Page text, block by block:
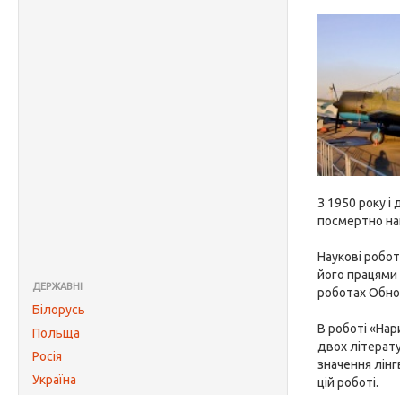
ДЕРЖАВНІ
Білорусь
Польща
Росія
Україна
З 1950 року і
посмертно
Наукові
його працями
роботах
В роботі
двох
значення
цій роботі.